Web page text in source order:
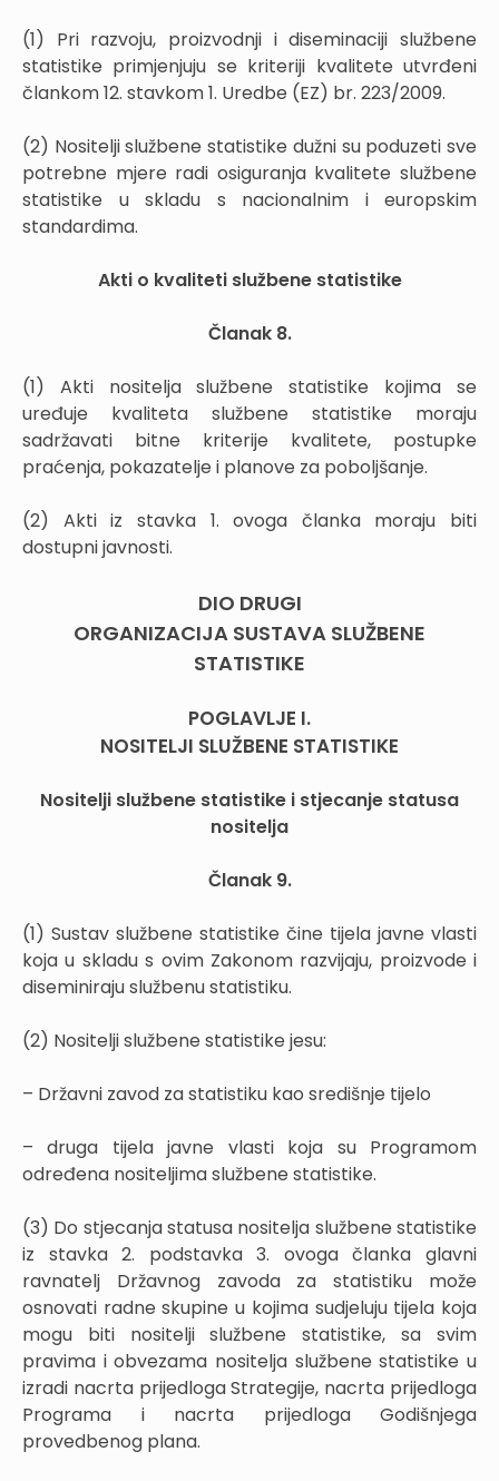
(1) Pri razvoju, proizvodnji i diseminaciji službene
statistike primjenjuju se kriteriji kvalitete utvrđeni
člankom 12. stavkom 1. Uredbe (EZ) br. 223/2009.
(2) Nositelji službene statistike dužni su poduzeti sve
potrebne mjere radi osiguranja kvalitete službene
statistike u skladu s nacionalnim i europskim
standardima.
Akti o kvaliteti službene statistike
Članak 8.
(1) Akti nositelja službene statistike kojima se
uređuje kvaliteta službene statistike moraju
sadržavati bitne kriterije kvalitete, postupke
praćenja, pokazatelje i planove za poboljšanje.
(2) Akti iz stavka 1. ovoga članka moraju biti
dostupni javnosti.
DIO DRUGI
ORGANIZACIJA SUSTAVA SLUŽBENE
STATISTIKE
POGLAVLJE I.
NOSITELJI SLUŽBENE STATISTIKE
Nositelji službene statistike i stjecanje statusa
nositelja
Članak 9.
(1) Sustav službene statistike čine tijela javne vlasti
koja u skladu s ovim Zakonom razvijaju, proizvode i
diseminiraju službenu statistiku.
(2) Nositelji službene statistike jesu:
– Državni zavod za statistiku kao središnje tijelo
– druga tijela javne vlasti koja su Programom
određena nositeljima službene statistike.
(3) Do stjecanja statusa nositelja službene statistike
iz stavka 2. podstavka 3. ovoga članka glavni
ravnatelj Državnog zavoda za statistiku može
osnovati radne skupine u kojima sudjeluju tijela koja
mogu biti nositelji službene statistike, sa svim
pravima i obvezama nositelja službene statistike u
izradi nacrta prijedloga Strategije, nacrta prijedloga
Programa i nacrta prijedloga Godišnjega
provedbenog plana.